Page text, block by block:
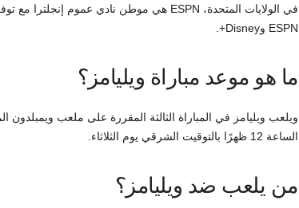
ESPN وDisney+.
ما هو موعد مباراة ويليامز؟
ويلعب ويليامز في المباراة الثالثة المقررة على ملعب ويمبلدون
الساعة 12 ظهرًا بالتوقيت الشرقي يوم الثلاثاء.
من يلعب ضد ويليامز؟